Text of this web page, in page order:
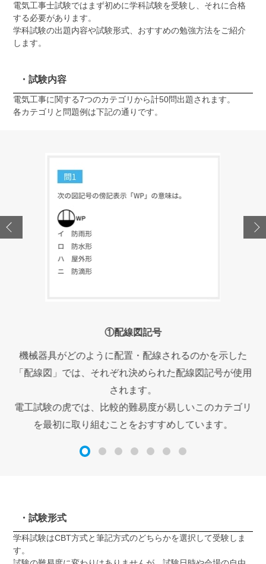
電気工事士試験ではまず初めに学科試験を受験し、それに合格
する必要があります。
学科試験の出題内容や試験形式、おすすめの勉強方法をご紹介
します。
・試験内容
電気工事に関する7つのカテゴリから計50問出題されます。
各カテゴリと問題例は下記の通りです。
①配線図記号
機械器具がどのように配置・配線されるのかを示した
「配線図」では、それぞれ決められた配線図記号が使用
されます。
電工試験の虎では、比較的難易度が易しいこのカテゴリ
を最初に取り組むことをおすすめしています。
・試験形式
学科試験はCBT方式と筆記方式のどちらかを選択して受験しま
す。